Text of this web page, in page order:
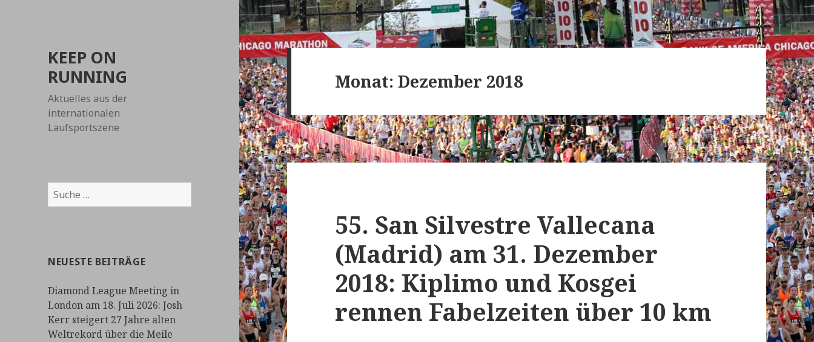
KEEP ON
RUNNING
Aktuelles aus der
internationalen
Laufsportszene
Suche
nach:
NEUESTE BEITRÄGE
Diamond League Meeting in
London am 18. Juli 2026: Josh
Kerr steigert 27 Jahre alten
Weltrekord über die Meile
Monat:Dezember 2018
55. San Silvestre Vallecana
(Madrid) am 31. Dezember
2018: Kiplimo und Kosgei
rennen Fabelzeiten über 10 km